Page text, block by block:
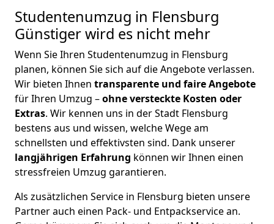
Studentenumzug in Flensburg
Günstiger wird es nicht mehr
Wenn Sie Ihren Studentenumzug in Flensburg
planen, können Sie sich auf die Angebote verlassen.
Wir bieten Ihnen transparente und faire Angebote
für Ihren Umzug –ohne versteckte Kosten oder
Extras. Wir kennen uns in der Stadt Flensburg
bestens aus und wissen, welche Wege am
schnellsten und effektivsten sind. Dank unserer
langjährigen Erfahrung können wir Ihnen einen
stressfreien Umzug garantieren.
Als zusätzlichen Service in Flensburg bieten unsere
Partner auch einen Pack- und Entpackservice an.